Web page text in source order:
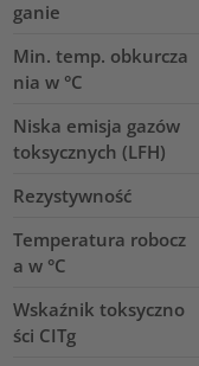
ganie
Min. temp. obkurcza
nia w °C
Niska emisja gazów
toksycznych (LFH)
Rezystywność
Temperatura robocz
a w °C
Wskaźnik toksyczno
ści CITg